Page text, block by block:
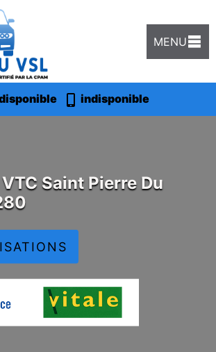
MENU
indisponible
Saint Pierre Du